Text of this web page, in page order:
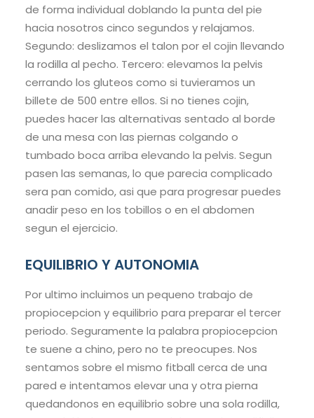
de forma individual doblando la punta del pie
hacia nosotros cinco segundos y relajamos.
Segundo: deslizamos el talon por el cojin llevando
la rodilla al pecho. Tercero: elevamos la pelvis
cerrando los gluteos como si tuvieramos un
billete de 500 entre ellos. Si no tienes cojin,
puedes hacer las alternativas sentado al borde
de una mesa con las piernas colgando o
tumbado boca arriba elevando la pelvis. Segun
pasen las semanas, lo que parecia complicado
sera pan comido, asi que para progresar puedes
anadir peso en los tobillos o en el abdomen
segun el ejercicio.
EQUILIBRIO Y AUTONOMIA
Por ultimo incluimos un pequeno trabajo de
propiocepcion y equilibrio para preparar el tercer
periodo. Seguramente la palabra propiocepcion
te suene a chino, pero no te preocupes. Nos
sentamos sobre el mismo fitball cerca de una
pared e intentamos elevar una y otra pierna
quedandonos en equilibrio sobre una sola rodilla,